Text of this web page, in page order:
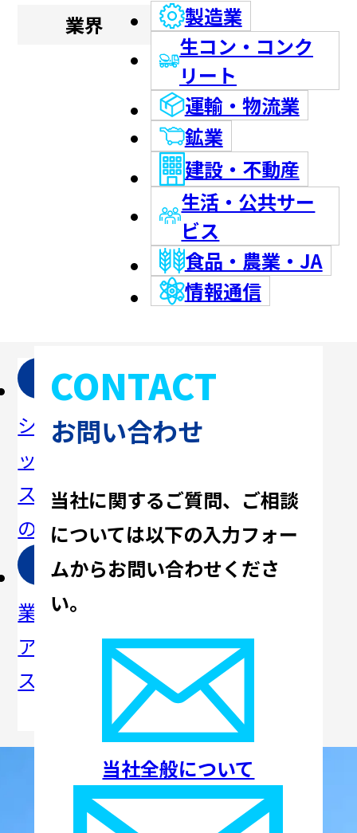
業界
製造業
生コン・コンク
リート
運輸・物流業
鉱業
建設・不動産
生活・公共サー
ビス
食品・農業・JA
情報通信
パ
シフィ
ックシ
ステム
の強み
リュー
一覧
例・コ
事
業所・
アクセ
ス
メ
掲載
サステ
ナビリ
セ
ー・イ
ベント
CONTACT
お問い合わせ
当社に関するご質問、ご相談
については以下の入力フォー
ムからお問い合わせくださ
い。
当社全般について